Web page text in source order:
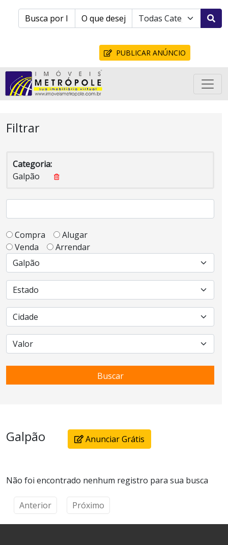
PUBLICAR ANÚNCIO
Filtrar
Categoria:
Galpão
Compra
Alugar
Venda
Arrendar
Buscar
Galpão Anunciar Grátis
Não foi encontrado nenhum registro para sua busca
Anterior Próximo